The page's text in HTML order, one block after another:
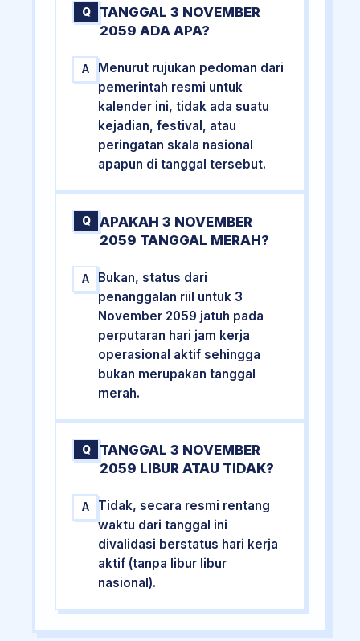
Q
TANGGAL 3 NOVEMBER
2059 ADA APA?
A
Menurut rujukan pedoman dari
pemerintah resmi untuk
kalender ini, tidak ada suatu
kejadian, festival, atau
peringatan skala nasional
apapun di tanggal tersebut.
Q
APAKAH 3 NOVEMBER
2059 TANGGAL MERAH?
A
Bukan, status dari
penanggalan riil untuk 3
November 2059 jatuh pada
perputaran hari jam kerja
operasional aktif sehingga
bukan merupakan tanggal
merah.
Q
TANGGAL 3 NOVEMBER
2059 LIBUR ATAU TIDAK?
A
Tidak, secara resmi rentang
waktu dari tanggal ini
divalidasi berstatus hari kerja
aktif (tanpa libur libur
nasional).